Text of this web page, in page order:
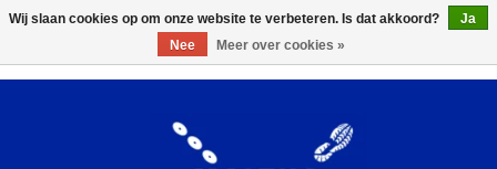
Wij slaan cookies op om onze website te verbeteren. Is dat akkoord?
Ja
Nee
Meer over cookies »